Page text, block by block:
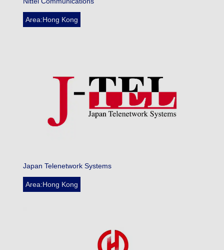
Area:Hong Kong
Japan Telenetwork Systems
Area:Hong Kong